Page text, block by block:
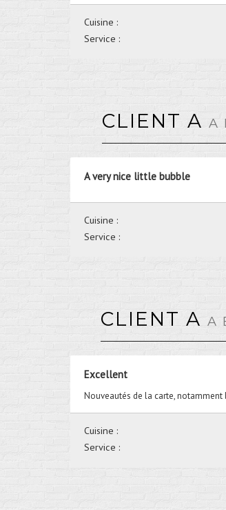
Cuisine :
Service :
CLIENT A A
A very nice little bubble
Cuisine :
Service :
CLIENT A A
Excellent
Nouveautés de la carte,
Cuisine :
Service :